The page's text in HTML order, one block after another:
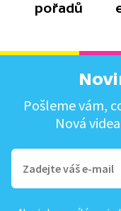
pořadů
Pošleme vám,
Nová